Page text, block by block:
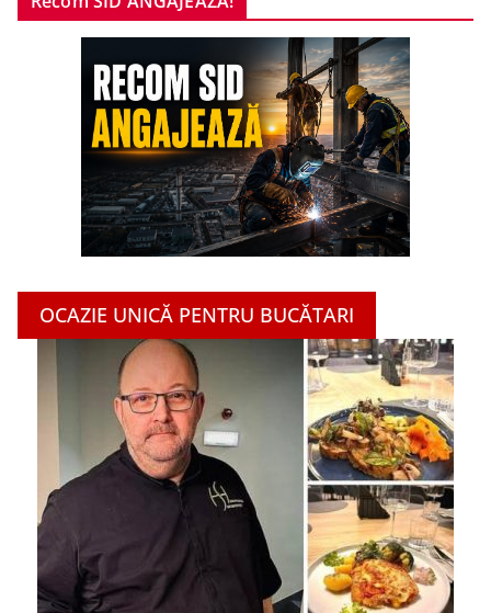
OCAZIE UNICĂ PENTRU BUCĂTARI